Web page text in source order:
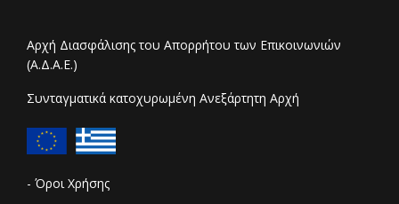
Αρχή Διασφάλισης του Απορρήτου των Επικοινωνιών
(Α.Δ.Α.Ε.)
Συνταγματικά κατοχυρωμένη Ανεξάρτητη Αρχή
- Όροι Χρήσης